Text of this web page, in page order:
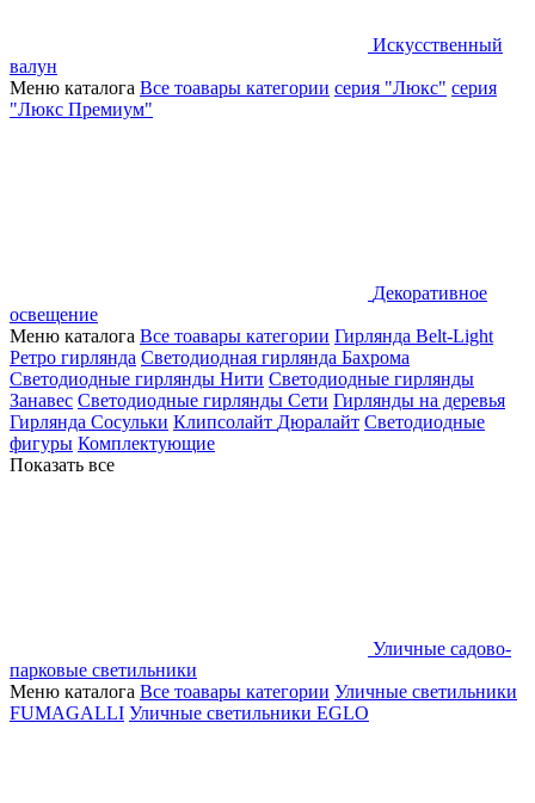
Искусственный
валун
Меню каталога Все тоавары категории серия "Люкс" серия
"Люкс Премиум"
Декоративное
освещение
Меню каталога Все тоавары категории Гирлянда Belt-Light
Ретро гирлянда Светодиодная гирлянда Бахрома
Светодиодные гирлянды Нити Светодиодные гирлянды
Занавес Светодиодные гирлянды Сети Гирлянды на деревья
Гирлянда Сосульки Клипсолайт Дюралайт Светодиодные
фигуры Комплектующие
Показать все
Уличные садово-
парковые светильники
Меню каталога Все тоавары категории Уличные светильники
FUMAGALLI Уличные светильники EGLO